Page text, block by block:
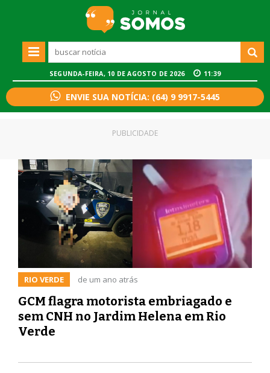
SEGUNDA-FEIRA, 10 DE AGOSTO DE 2026 11:39
ENVIE SUA NOTÍCIA: (64) 9 9917-5445
RIO VERDE de um ano atrás
GCM flagra motorista embriagado e
sem CNH no Jardim Helena em Rio
Verde
PUBLICIDADE